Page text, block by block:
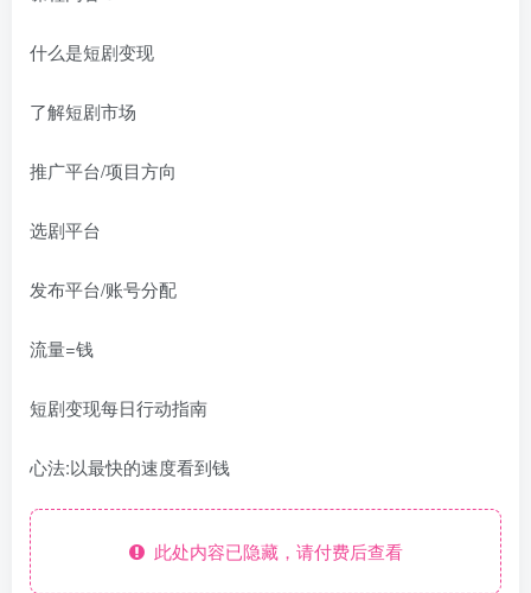
什么是短剧变现
了解短剧市场
推广平台/项目方向
选剧平台
发布平台/账号分配
流量=钱
短剧变现每日行动指南
心法:以最快的速度看到钱
此处内容已隐藏，请付费后查看